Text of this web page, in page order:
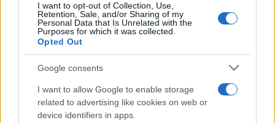
I want to opt-out of Collection, Use,
Retention, Sale, and/or Sharing of my
Personal Data that Is Unrelated with the
Purposes for which it was collected.
Opted Out
Google consents
I want to allow Google to enable storage
related to advertising like cookies on web or
device identifiers in apps.